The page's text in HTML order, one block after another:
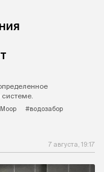
#водозабор
7 августа, 19:17